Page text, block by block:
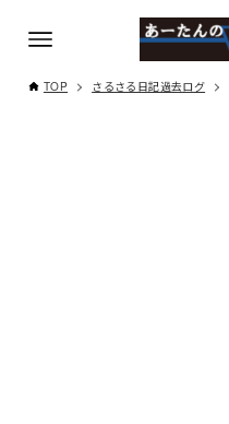
TOP さるさる日記過去ログ